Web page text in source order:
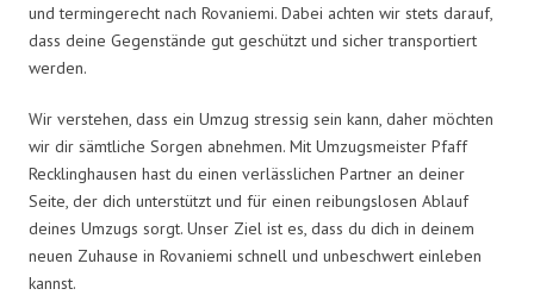
und termingerecht nach Rovaniemi. Dabei achten wir stets darauf,
dass deine Gegenstände gut geschützt und sicher transportiert
werden.
Wir verstehen, dass ein Umzug stressig sein kann, daher möchten
wir dir sämtliche Sorgen abnehmen. Mit Umzugsmeister Pfaff
Recklinghausen hast du einen verlässlichen Partner an deiner
Seite, der dich unterstützt und für einen reibungslosen Ablauf
deines Umzugs sorgt. Unser Ziel ist es, dass du dich in deinem
neuen Zuhause in Rovaniemi schnell und unbeschwert einleben
kannst.